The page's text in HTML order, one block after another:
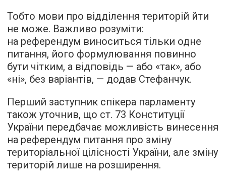
Тобто мови про відділення територій йти
не може. Важливо розуміти:
на референдум виноситься тільки одне
питання, його формулювання повинно
бути чітким, а відповідь — або «так», або
«ні», без варіантів, — додав Стефанчук.
Перший заступник спікера парламенту
також уточнив, що ст. 73 Конституції
України передбачає можливість винесення
на референдум питання про зміну
територіальної цілісності України, але зміну
територій лише на розширення.